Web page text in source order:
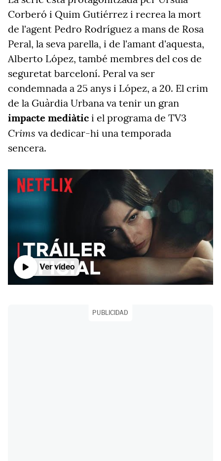
Corberó i Quim Gutiérrez i recrea la mort
de l'agent Pedro Rodríguez a mans de Rosa
Peral, la seva parella, i de l'amant d'aquesta,
Alberto López, també membres del cos de
seguretat barceloní. Peral va ser
condemnada a 25 anys i López, a 20. El crim
de la Guàrdia Urbana va tenir un gran
impacte mediàtic i el programa de TV3
Crims va dedicar-hi una temporada
sencera.
Ver vídeo
PUBLICIDAD